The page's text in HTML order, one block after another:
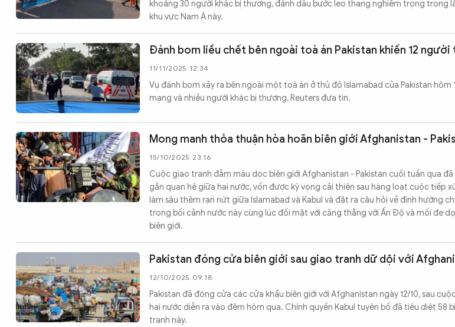
khoảng 30 người khác bị thương, đánh dấu bước leo thang nghiêm trọng trong
khu vực Nam Á này.
Đánh bom liều chết bên ngoài toà án Pakistan khiến 12 người
11/11/2025 12:34
Vụ đánh bom xảy ra bên ngoài một toà án ở thủ đô Islamabad của Pakistan hôm
mạng và nhiều người khác bị thương, Reuters đưa tin.
Mong manh thỏa thuận hòa hoãn biên giới Afghanistan -
15/10/2025 23:16
Cuộc giao tranh đẫm máu dọc biên giới Afghanistan - Pakistan cuối tuần qua
gắn quan hệ giữa hai nước, vốn được kỳ vọng cải thiện sau hàng loạt cuộc tiếp
làm sâu thêm rạn nứt giữa Islamabad và Kabul và đặt ra câu hỏi về định hướng
trong bối cảnh nước này cùng lúc đối mặt với căng thẳng với Ấn Độ và mối đe
biên giới.
Pakistan đóng cửa biên giới sau giao tranh dữ dội với
12/10/2025 09:18
Pakistan đã đóng cửa các cửa khẩu biên giới với Afghanistan ngày 12/10, sau
hai nước diễn ra vào đêm hôm qua. Chính quyền Kabul tuyên bố đã tiêu diệt 58
tranh này.